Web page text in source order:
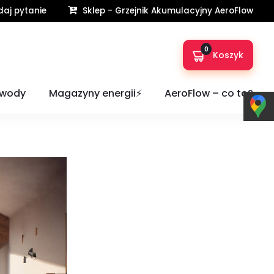
pytanie Sklep - Grzejnik Akumulacyjny AeroFlow
0 Koszyk
Magazyny energii⚡️ AeroFlow – co to?